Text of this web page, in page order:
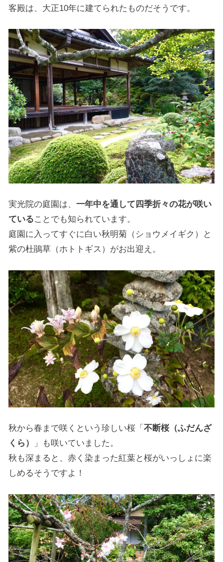
客殿は、大正10年に建てられたものだそうです。
実光院の庭園は、一年中を通して四季折々の花が咲い
ていることでも知られています。
庭園に入ってすぐに白い秋明菊（ショウメイギク）と
紫の杜鵑草（ホトトギス）がお出迎え。
秋から春まで咲くという珍しい桜「不断桜（ふだんざ
くら）
」も咲いていました。
秋も深まると、赤く染まった紅葉と桜がいっしょに楽
しめるそうですよ！